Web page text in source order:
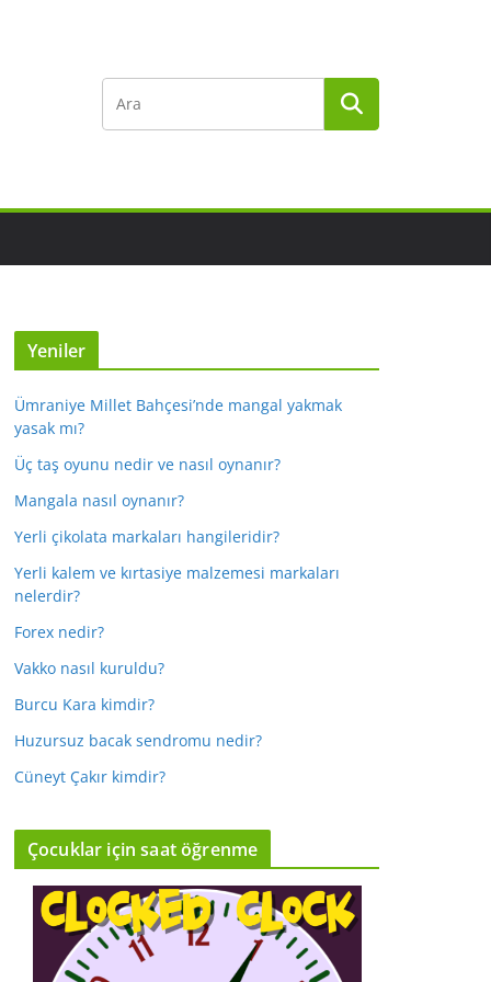
Yeniler
Ümraniye Millet Bahçesi’nde mangal yakmak
yasak mı?
Üç taş oyunu nedir ve nasıl oynanır?
Mangala nasıl oynanır?
Yerli çikolata markaları hangileridir?
Yerli kalem ve kırtasiye malzemesi markaları
nelerdir?
Forex nedir?
Vakko nasıl kuruldu?
Burcu Kara kimdir?
Huzursuz bacak sendromu nedir?
Cüneyt Çakır kimdir?
Çocuklar için saat öğrenme